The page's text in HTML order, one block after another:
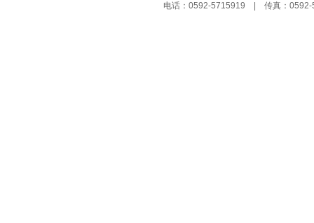
电话：0592-5715919 | 传真：0592-